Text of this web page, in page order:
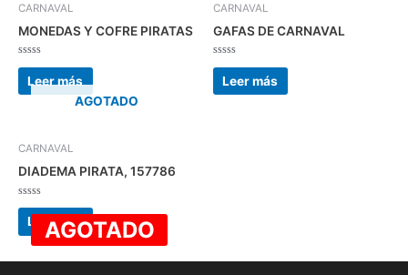
CARNAVAL
MONEDAS Y COFRE PIRATAS
Valorado
con
de
Leer más
CARNAVAL
GAFAS DE CARNAVAL
Valorado
con
de
Leer más
AGOTADO
AGOTADO
CARNAVAL
DIADEMA PIRATA, 157786
Valorado
con
de
Leer más